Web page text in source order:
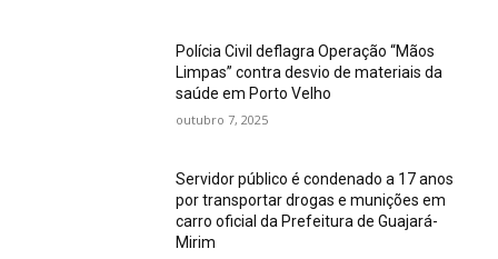
Polícia Civil deflagra Operação “Mãos
Limpas” contra desvio de materiais da
saúde em Porto Velho
outubro 7, 2025
Servidor público é condenado a 17 anos
por transportar drogas e munições em
carro oficial da Prefeitura de Guajará-
Mirim